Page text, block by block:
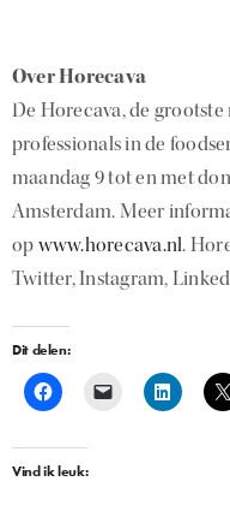
Over Horecava
De Horecava, de
professionals in de
maandag 9 tot en met
Amsterdam. Meer
opwww.horecava.nl.
Twitter, Instagram,
Dit delen:
Vind ik leuk: